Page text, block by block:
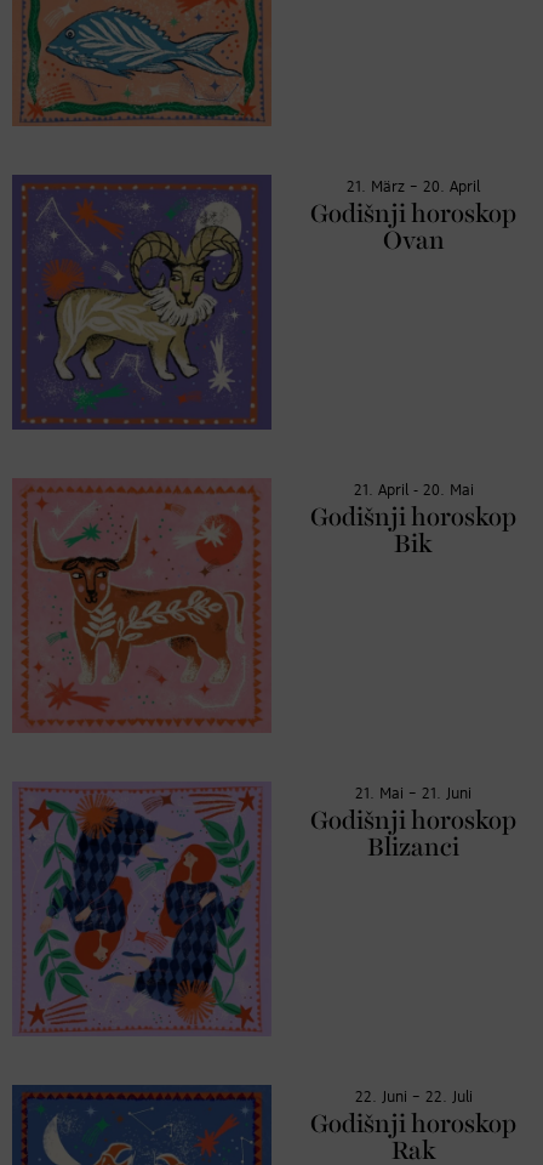
21. März – 20. April
Godišnji horoskop
Ovan
21. April - 20. Mai
Godišnji horoskop
Bik
21. Mai – 21. Juni
Godišnji horoskop
Blizanci
22. Juni – 22. Juli
Godišnji horoskop
Rak